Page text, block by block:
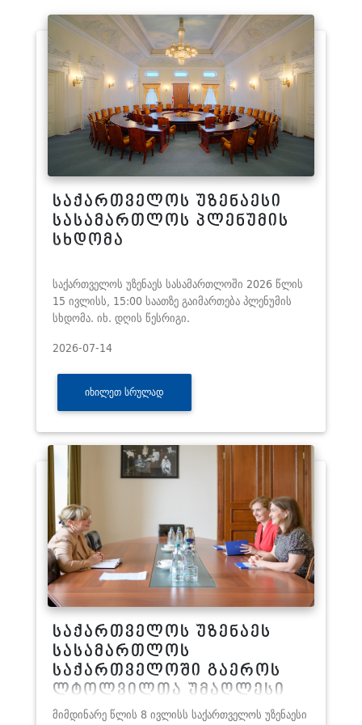
საქართველოს უზენაესი
სასამართლოს პლენუმის
სხდომა
საქართველოს უზენაეს სასამართლოში 2026 წლის
15 ივლისს, 15:00 საათზე გაიმართება პლენუმის
სხდომა. იხ. დღის წესრიგი.
2026-07-14
ᲘᲮᲘᲚᲔᲗ ᲡᲠᲣᲚᲐᲓ
საქართველოს უზენაეს
სასამართლოს
საქართველოში გაეროს
ლტოლვილთა უმაღლესი
კომისარიატის (UNHCR)
მიმდინარე წლის 8 ივლისს საქართველოს უზენაესი